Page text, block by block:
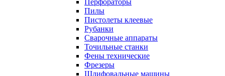
Перфораторы
Пилы
Пистолеты клеевые
Рубанки
Сварочные аппараты
Точильные станки
Фены технические
Фрезеры
Шлифовальные машины